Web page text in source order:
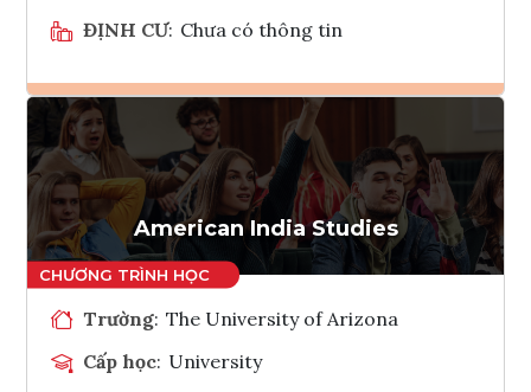
ĐỊNH CƯ: Chưa có thông tin
Ghi danh
Tham vấn Interlink
American India Studies
Trường: The University of Arizona
Cấp học: University